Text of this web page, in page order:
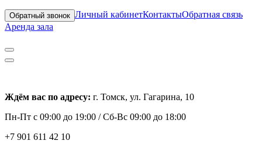
Обратный звонок Личный кабинетКонтактыОбратная связь
Аренда зала
Ждём вас по адресу: г. Томск, ул. Гагарина, 10
Пн-Пт с 09:00 до 19:00 /Сб-Вс 09:00 до 18:00
+7 901 611 42 10